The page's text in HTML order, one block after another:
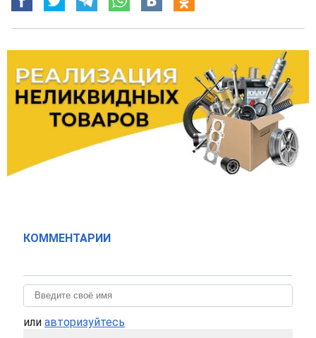
КОММЕНТАРИИ
или авторизуйтесь